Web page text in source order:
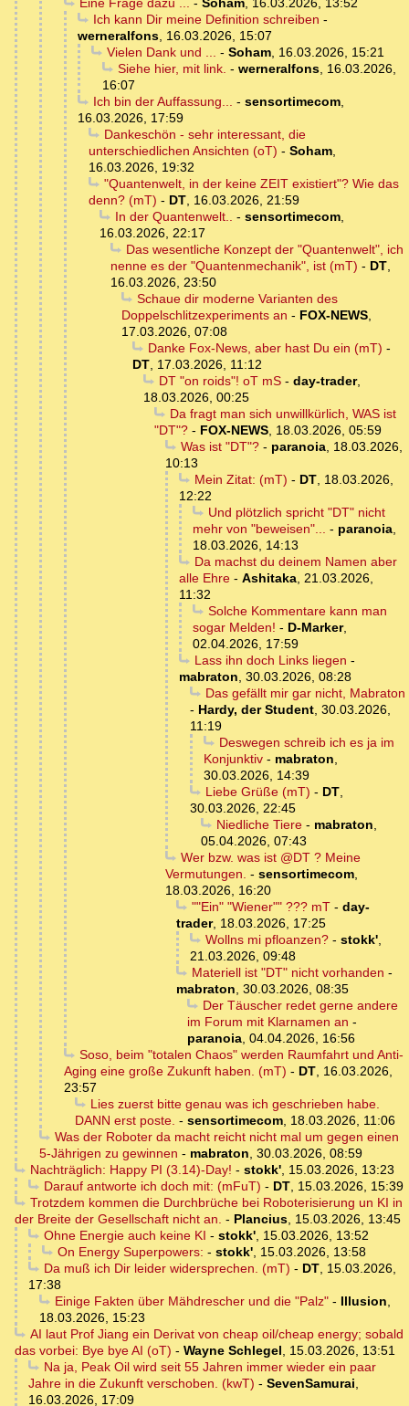
Eine Frage dazu ... - Soham, 16.03.2026, 13:52
Ich kann Dir meine Definition schreiben -
werneralfons, 16.03.2026, 15:07
Vielen Dank und ... - Soham, 16.03.2026, 15:21
Siehe hier, mit link. - werneralfons, 16.03.2026,
16:07
Ich bin der Auffassung... - sensortimecom,
16.03.2026, 17:59
Dankeschön - sehr interessant, die
unterschiedlichen Ansichten (oT) - Soham,
16.03.2026, 19:32
"Quantenwelt, in der keine ZEIT existiert"? Wie das
denn? (mT) - DT, 16.03.2026, 21:59
In der Quantenwelt.. - sensortimecom,
16.03.2026, 22:17
Das wesentliche Konzept der "Quantenwelt", ich
nenne es der "Quantenmechanik", ist (mT) - DT,
16.03.2026, 23:50
Schaue dir moderne Varianten des
Doppelschlitzexperiments an - FOX-NEWS,
17.03.2026, 07:08
Danke Fox-News, aber hast Du ein (mT) -
DT, 17.03.2026, 11:12
DT "on roids"! oT mS- day-trader,
18.03.2026, 00:25
Da fragt man sich unwillkürlich, WAS ist
"DT"? - FOX-NEWS, 18.03.2026, 05:59
Was ist "DT"?- paranoia, 18.03.2026,
10:13
Mein Zitat: (mT) - DT, 18.03.2026,
12:22
Und plötzlich spricht "DT" nicht
mehr von "beweisen"... - paranoia,
18.03.2026, 14:13
Da machst du deinem Namen aber
alle Ehre - Ashitaka, 21.03.2026,
11:32
Solche Kommentare kann man
sogar Melden! - D-Marker,
02.04.2026, 17:59
Lass ihn doch Links liegen -
mabraton, 30.03.2026, 08:28
Das gefällt mir gar nicht, Mabraton
- Hardy, der Student, 30.03.2026,
11:19
Deswegen schreib ich es ja im
Konjunktiv - mabraton,
30.03.2026, 14:39
Liebe Grüße (mT) - DT,
30.03.2026, 22:45
Niedliche Tiere- mabraton,
05.04.2026, 07:43
Wer bzw. was ist @DT ? Meine
Vermutungen. - sensortimecom,
18.03.2026, 16:20
""Ein" "Wiener"" ??? mT- day-
trader, 18.03.2026, 17:25
Wollns mi pfloanzen?- stokk',
21.03.2026, 09:48
Materiell ist "DT" nicht vorhanden -
mabraton, 30.03.2026, 08:35
Der Täuscher redet gerne andere
im Forum mit Klarnamen an -
paranoia, 04.04.2026, 16:56
Soso, beim "totalen Chaos" werden Raumfahrt und Anti-
Aging eine große Zukunft haben. (mT) - DT, 16.03.2026,
23:57
Lies zuerst bitte genau was ich geschrieben habe.
DANN erst poste. - sensortimecom, 18.03.2026, 11:06
Was der Roboter da macht reicht nicht mal um gegen einen
5-Jährigen zu gewinnen - mabraton, 30.03.2026, 08:59
Nachträglich: Happy PI (3.14)-Day! - stokk', 15.03.2026, 13:23
Darauf antworte ich doch mit: (mFuT) - DT, 15.03.2026, 15:39
Trotzdem kommen die Durchbrüche bei Roboterisierung un KI in
der Breite der Gesellschaft nicht an. - Plancius, 15.03.2026, 13:45
Ohne Energie auch keine KI - stokk', 15.03.2026, 13:52
On Energy Superpowers: - stokk', 15.03.2026, 13:58
Da muß ich Dir leider widersprechen. (mT) - DT, 15.03.2026,
17:38
Einige Fakten über Mähdrescher und die "Palz"- Illusion,
18.03.2026, 15:23
AI laut Prof Jiang ein Derivat von cheap oil/cheap energy; sobald
das vorbei: Bye bye AI (oT) - Wayne Schlegel, 15.03.2026, 13:51
Na ja, Peak Oil wird seit 55 Jahren immer wieder ein paar
Jahre in die Zukunft verschoben. (kwT) - SevenSamurai,
16.03.2026, 17:09